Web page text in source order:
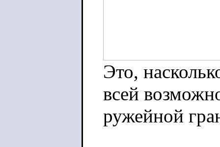
Это,
всей
ружейной